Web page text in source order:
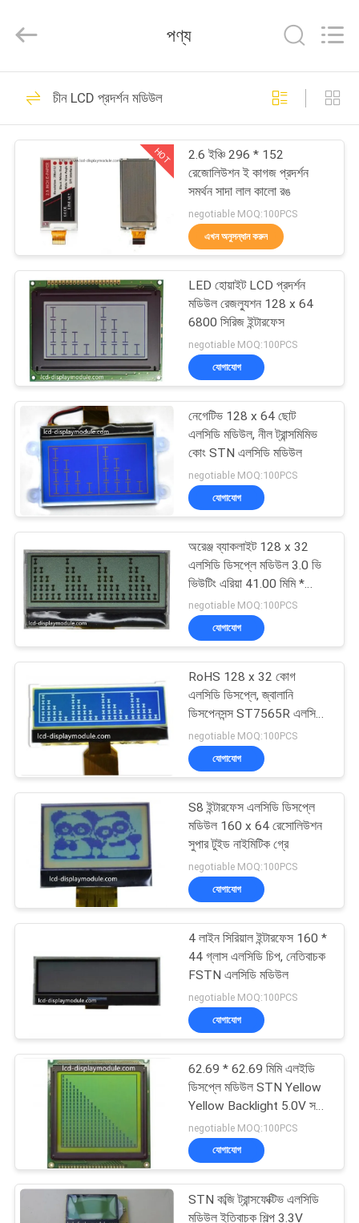
পণ্য
ভিডিও
আমাদের
সম্পর্কে
কারখানা
মান
নিয়ন্ত্রণ
আমাদের
সাথে
যোগাযোগ
করুন
খবর
উদ্ধৃতির
জন্য
আবেদন
সাইট
গোপনীয়তা
Technology.
Reserved.
TFT LCD প্রদর্শন মডিউল
37
COG LCD মডিউল
26
গ্রাফিক এলসিডি মডিউল
24
ডট ম্যাট্রিক্স LCD প্রদর্শন
মডিউল
LCD প্রদর্শন মডিউল
21
TFT LCD স্ক্রিন
23
LCD প্রদর্শন স্ক্রিন
পণ্য
চীন LCD প্রদর্শন মডিউল
HOT
2.6 ইঞ্চি 296 * 152
রেজোলিউশন ই কাগজ প্রদর্শন
সমর্থন সাদা লাল কালো রঙ
negotiable MOQ:100PCS
এখন অনুসন্ধান করুন
LED হোয়াইট LCD প্রদর্শন
মডিউল রেজল্যুশন 128 x 64
6800 সিরিজ ইন্টারফেস
negotiable MOQ:100PCS
যোগাযোগ
নেগেটিভ 128 x 64 ছোট
এলসিডি মডিউল, নীল ট্রান্সমিমিভ
কোং STN এলসিডি মডিউল
negotiable MOQ:100PCS
যোগাযোগ
অরেঞ্জ ব্যাকলাইট 128 x 32
এলসিডি ডিসপ্লে মডিউল 3.0 ভি
ভিউটিং এরিয়া 41.00 মিমি *
15.00 মিমি
negotiable MOQ:100PCS
যোগাযোগ
RoHS 128 x 32 কোগ
এলসিডি ডিসপ্লে, জ্বালানি
ডিসপেনসন্স ST7565R এলসিডি
গ্রাফিক মডিউল
negotiable MOQ:100PCS
যোগাযোগ
S8 ইন্টারফেস এলসিডি ডিসপ্লে
মডিউল 160 x 64 রেসোলিউশন
সুপার টুইড নাইমিটিক গ্রে
negotiable MOQ:100PCS
যোগাযোগ
4 লাইন সিরিয়াল ইন্টারফেস 160 *
44 গ্লাস এলসিডি চিপ, নেতিবাচক
FSTN এলসিডি মডিউল
negotiable MOQ:100PCS
যোগাযোগ
62.69 * 62.69 মিমি এলইডি
ডিসপ্লে মডিউল STN Yellow
Yellow Backlight 5.0V সহ
দেখানো হচ্ছে
negotiable MOQ:100PCS
যোগাযোগ
STN কব্জি ট্রান্সফেক্টিভ এলসিডি
মডিউল ইতিবাচক শিল্প 3.3V